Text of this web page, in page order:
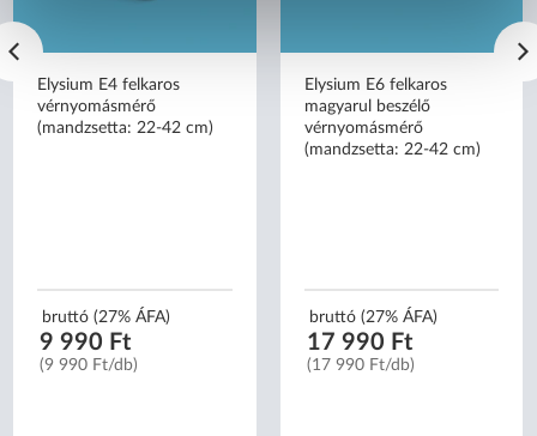
Elysium E4 felkaros
vérnyomásmérő
(mandzsetta: 22-42 cm)
bruttó (27% ÁFA)
9 990 Ft
(9 990 Ft/db)
Elysium E6 felkaros
magyarul beszélő
vérnyomásmérő
(mandzsetta: 22-42 cm)
bruttó (27% ÁFA)
17 990 Ft
(17 990 Ft/db)